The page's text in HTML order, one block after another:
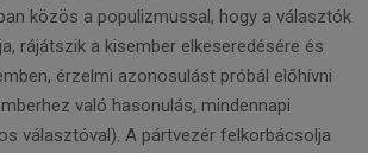
közös a populizmussal, hogy a választók
rájátszik a kisember elkeseredésére és
érzelmi azonosulást próbál előhívni
való hasonulás, mindennapi
választóval). A pártvezér felkorbácsolja